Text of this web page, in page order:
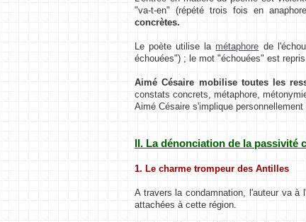
"va-t-en" (répété trois fois en
concrètes.
Le poète utilise la métaphore de
échouées") ; le mot "échouées" est
Aimé Césaire mobilise toutes les
constats concrets, métaphore,
Aimé Césaire s'implique
II. La dénonciation de la passivité
1. Le charme trompeur des Antilles
A travers la condamnation, l'auteur va à
attachées à cette région.